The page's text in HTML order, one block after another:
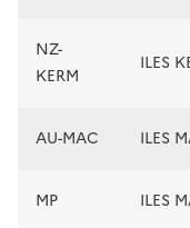
NZ-
KERM
ILES
AU-MAC ILES
MP ILES